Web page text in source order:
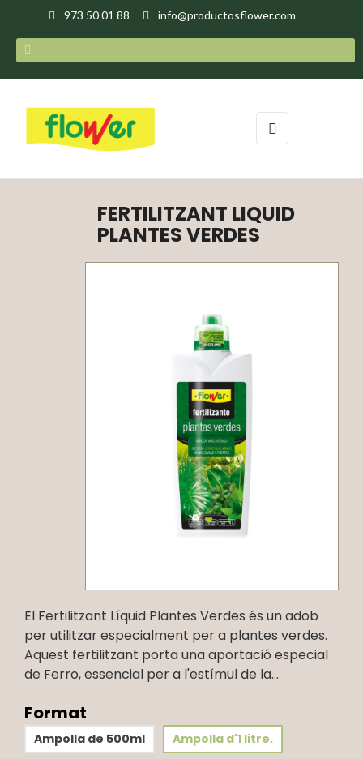
973 50 01 88 info@productosflower.com
Toggle
navigation
☰
FERTILITZANT LIQUID
PLANTES VERDES
El Fertilitzant Líquid Plantes Verdes és un adob
per utilitzar especialment per a plantes verdes.
Aquest fertilitzant porta una aportació especial
de Ferro, essencial per a l'estímul de la...
Format
Ampolla de 500ml Ampolla d'1 litre.